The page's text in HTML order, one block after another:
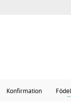
Konfirmation